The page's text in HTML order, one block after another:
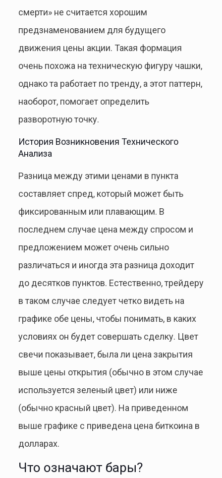
смерти» не считается хорошим
предзнаменованием для будущего
движения цены акции. Такая формация
очень похожа на техническую фигуру чашки,
однако та работает по тренду, а этот паттерн,
наоборот, помогает определить
разворотную точку.
История Возникновения Технического
Анализа
Разница между этими ценами в пункта
составляет спред, который может быть
фиксированным или плавающим. В
последнем случае цена между спросом и
предложением может очень сильно
различаться и иногда эта разница доходит
до десятков пунктов. Естественно, трейдеру
в таком случае следует четко видеть на
графике обе цены, чтобы понимать, в каких
условиях он будет совершать сделку. Цвет
свечи показывает, была ли цена закрытия
выше цены открытия (обычно в этом случае
используется зеленый цвет) или ниже
(обычно красный цвет). На приведенном
выше графике с приведена цена биткоина в
долларах.
Что означают бары?